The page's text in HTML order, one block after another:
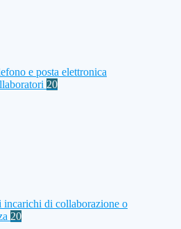
e posta elettronica
20
incarichi di collaborazione o
20